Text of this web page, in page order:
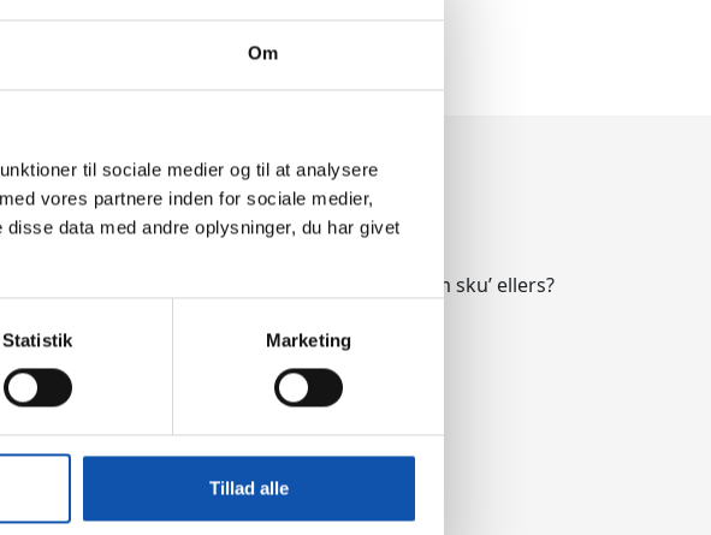
Om
til sociale medier og til at analysere
vores partnere inden for sociale medier,
data med andre oplysninger, du har givet
Statistik Marketing
Tillad alle
os
i stort og småt ud fra egne erfaringer. Hvem sku’ ellers?